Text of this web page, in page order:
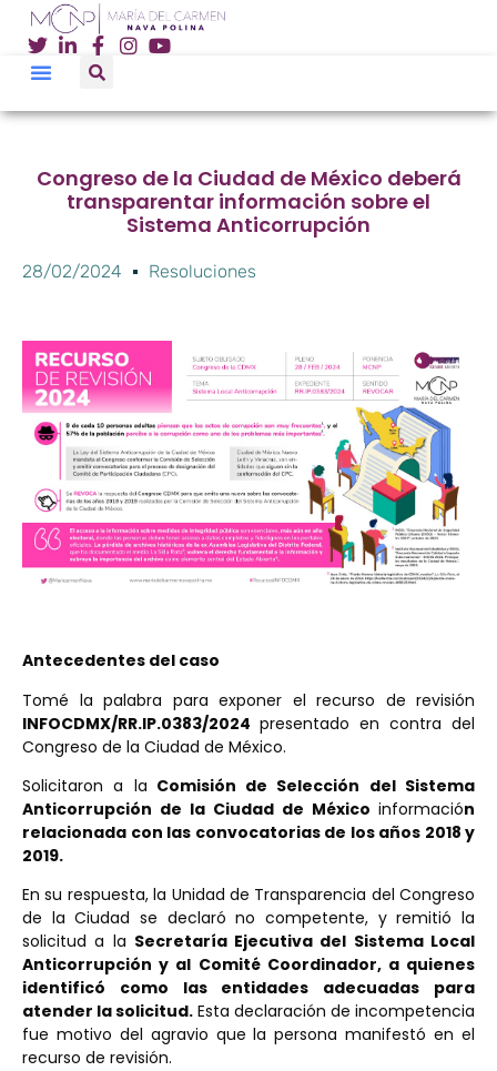
Congreso de la Ciudad de México deberá
transparentar información sobre el
Sistema Anticorrupción
28/02/2024 Resoluciones
Antecedentes del caso
Tomé la palabra para exponer el recurso de revisión
INFOCDMX/RR.IP.0383/2024 presentado en contra del
Congreso de la Ciudad de México.
Solicitaron a la Comisión de Selección del Sistema
Anticorrupción de la Ciudad de México información
relacionada con las convocatorias de los años 2018 y
2019.
En su respuesta, la Unidad de Transparencia del Congreso
de la Ciudad se declaró no competente, y remitió la
solicitud a la Secretaría Ejecutiva del Sistema Local
Anticorrupción y al Comité Coordinador, a quienes
identificó como las entidades adecuadas para
atender la solicitud. Esta declaración de incompetencia
fue motivo del agravio que la persona manifestó en el
recurso de revisión.